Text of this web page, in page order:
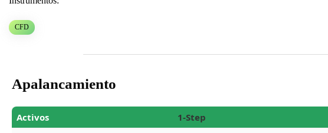
CFD
Apalancamiento
Activos 1-Step